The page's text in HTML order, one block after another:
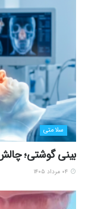
سلامتی
بینی گوشتی؛